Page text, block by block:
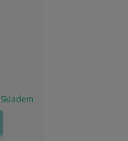
Skladem